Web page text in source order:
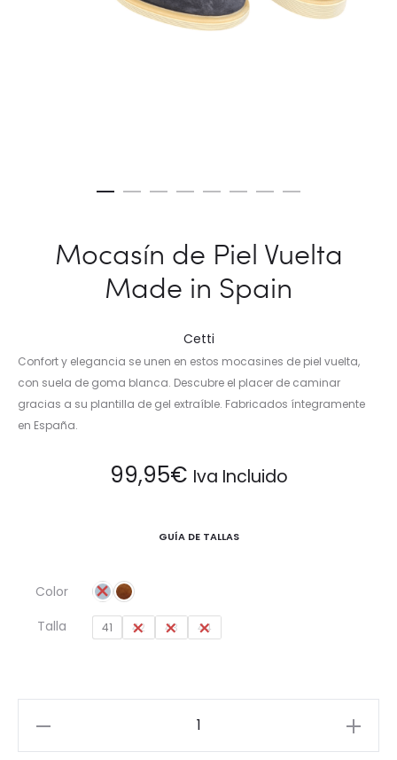
Mocasín de Piel Vuelta
Made in Spain
Cetti
Confort y elegancia se unen en estos mocasines de piel vuelta,
con suela de goma blanca. Descubre el placer de caminar
gracias a su plantilla de gel extraíble. Fabricados íntegramente
en España.
99,95€ Iva Incluido
GUÍA DE TALLAS
Color
Talla
41 42 43 44